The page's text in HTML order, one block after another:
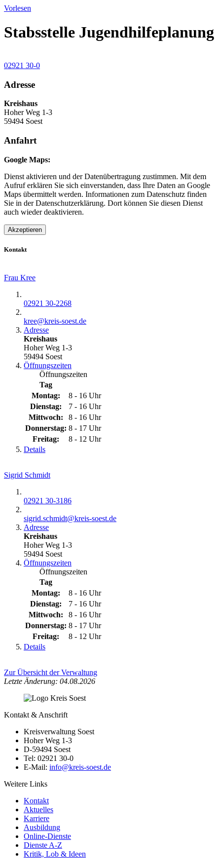
Vorlesen
Stabsstelle Jugendhilfeplanung
02921 30-0
Adresse
Kreishaus
Hoher Weg 1-3
59494 Soest
Anfahrt
Google Maps:
Dienst aktivieren und der Datenübertragung zustimmen. Mit dem
Aufruf erklären Sie sich einverstanden, dass Ihre Daten an Google
Maps übermittelt werden. Informationen zum Datenschutz finden
Sie in der Datenschutzerklärung. Dort können Sie diesen Dienst
auch wieder deaktivieren.
Akzeptieren
Kontakt
Frau Kree
02921 30-2268
kree@​kreis-soest.de
Adresse
Kreishaus
Hoher Weg 1-3
59494 Soest
Öffnungszeiten
Öffnungszeiten
Tag
Montag:
8 - 16 Uhr
Dienstag:
7 - 16 Uhr
Mittwoch:
8 - 16 Uhr
Donnerstag: 8 - 17 Uhr
Freitag:
8 - 12 Uhr
Details
Sigrid Schmidt
02921 30-3186
sigrid.schmidt@​kreis-soest.de
Adresse
Kreishaus
Hoher Weg 1-3
59494 Soest
Öffnungszeiten
Öffnungszeiten
Tag
Montag:
8 - 16 Uhr
Dienstag:
7 - 16 Uhr
Mittwoch:
8 - 16 Uhr
Donnerstag: 8 - 17 Uhr
Freitag:
8 - 12 Uhr
Details
Zur Übersicht der Verwaltung
Letzte Änderung: 04.08.2026
Kontakt & Anschrift
Kreisverwaltung Soest
Hoher Weg 1-3
D-59494 Soest
Tel: 02921 30-0
E-Mail: info@​kreis-soest.de
Weitere Links
Kontakt
Aktuelles
Karriere
Ausbildung
Online-Dienste
Dienste A-Z
Kritik, Lob & Ideen